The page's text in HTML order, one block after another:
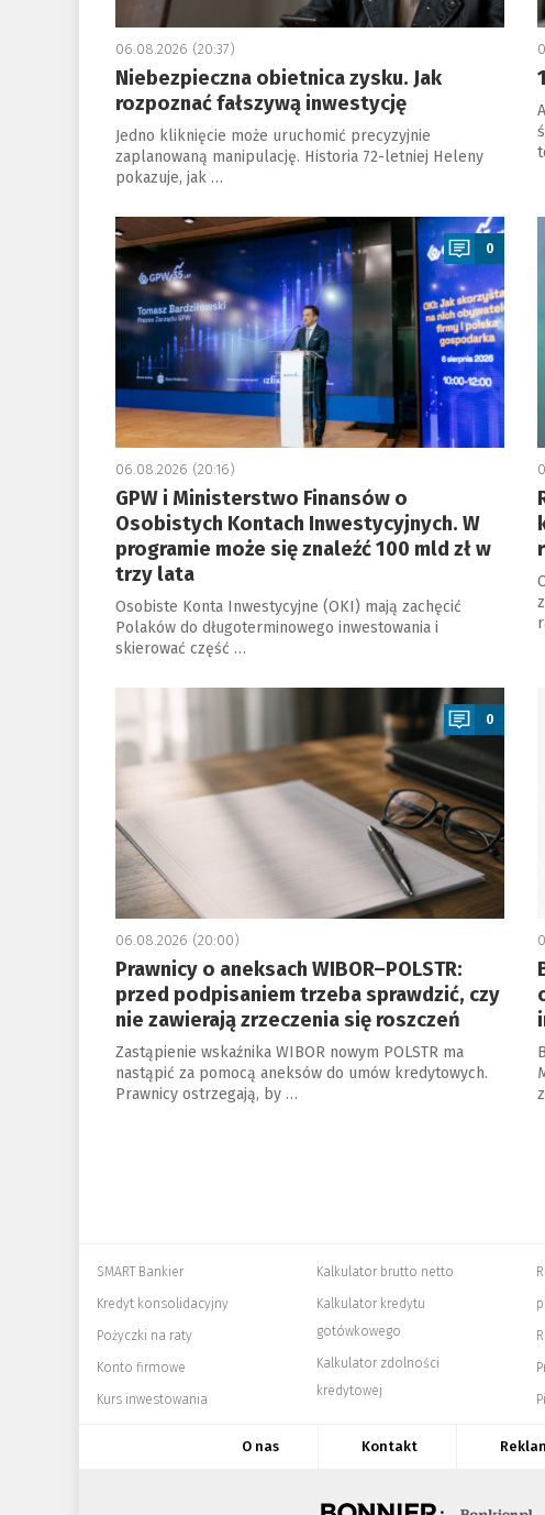
06.08.2026 (20:37)
Niebezpieczna obietnica zysku. Jak
rozpoznać fałszywą inwestycję
Jedno kliknięcie może uruchomić precyzyjnie
zaplanowaną manipulację. Historia 72-letniej Heleny
pokazuje, jak …
a
0
06.08.2026 (20:16)
GPW i Ministerstwo Finansów o
Osobistych Kontach Inwestycyjnych. W
programie może się znaleźć 100 mld zł w
trzy lata
Osobiste Konta Inwestycyjne (OKI) mają zachęcić
Polaków do długoterminowego inwestowania i
skierować część …
a
0
06.08.2026 (20:00)
Prawnicy o aneksach WIBOR–POLSTR:
przed podpisaniem trzeba sprawdzić, czy
nie zawierają zrzeczenia się roszczeń
Zastąpienie wskaźnika WIBOR nowym POLSTR ma
nastąpić za pomocą aneksów do umów kredytowych.
Prawnicy ostrzegają, by …
SMART Bankier
Kredyt konsolidacyjny
Pożyczki na raty
Konto firmowe
Kurs inwestowania
Kalkulator brutto netto
Kalkulator kredytu
gotówkowego
Kalkulator zdolności
kredytowej
O nas Kontakt